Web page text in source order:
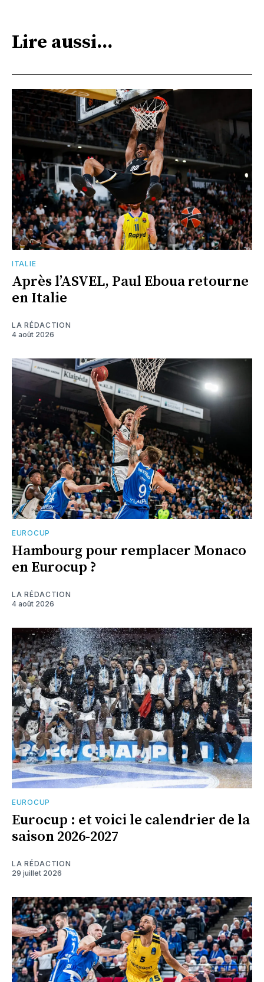
Lire aussi...
ITALIE
Après l’ASVEL, Paul Eboua retourne
en Italie
LA RÉDACTION
4 août 2026
EUROCUP
Hambourg pour remplacer Monaco
en Eurocup ?
LA RÉDACTION
4 août 2026
EUROCUP
Eurocup : et voici le calendrier de la
saison 2026-2027
LA RÉDACTION
29 juillet 2026